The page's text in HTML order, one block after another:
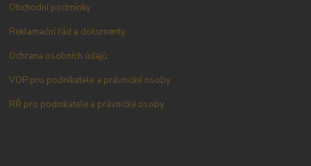
Obchodní podmínky
Reklamační řád a dokumenty
Ochrana osobních údajů
VOP pro podnikatele a právnické osoby
RŘ pro podnikatele a právnické osoby